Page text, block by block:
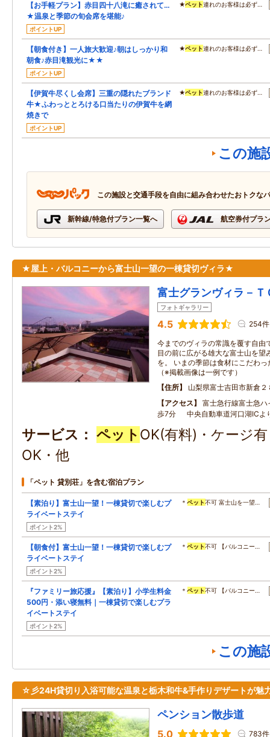
【お手軽プラン】赤目四十八滝に癒されて…
★温泉と季節の旬会席を堪能♪
ポイントUP
★ペット連れのお客様は必ず…
【朝食付き】一人旅大歓迎♪朝はしっかり和
朝食♪赤目滝観光に★★
ポイントUP
★ペット連れのお客様は必ず…
【伊賀牛尽くし会席】三重の隠れたブランド
牛★ふわっととろける口当たりの伊賀牛を網
焼きで
ポイントUP
★ペット連れのお客様は必ず…
この施
この施設と交通手段を自由に組み合わせたおトクな
新幹線/特急付プラン一覧へ 航空券付プラ
★屋上・バルコニーから富士山一望の一棟貸切ヴィラ★
富士グランヴィラ－Ｔ
フォトギャラリー
4.5 254件
今までのヴィラの常識を覆す自由
目の前に広がる雄大な富士山を望
を。 いまの季節は食材にこだわ
（※掲載画像は一例です）
住所
山梨県富士吉田市新倉
アクセス
富士急行線富士急
歩7分 中央自動車道河口湖ICよ
サービス ペット OK(有料)・ケージ
OK・他
「ペット 貸別荘」を含む宿泊プラン
【素泊り】富士山一望！一棟貸切で楽しむプ
ライベートステイ
ポイント2%
＊ペット不可 富士山を一望…
【朝食付】富士山一望！一棟貸切で楽しむプ
ライベートステイ
ポイント2%
＊ペット不可 【バルコニー…
『ファミリー旅応援』【素泊り】小学生料金
500円・添い寝無料｜一棟貸切で楽しむプラ
イベートステイ
ポイント2%
＊ペット不可 【バルコニー…
この施
☆彡24H貸切り入浴可能な温泉と栃木和牛&手作りデザートが魅
ペンション散歩道
5.0 783件